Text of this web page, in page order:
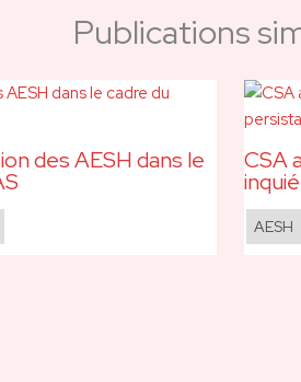
Publications
des AESH dans le CSA
AESH